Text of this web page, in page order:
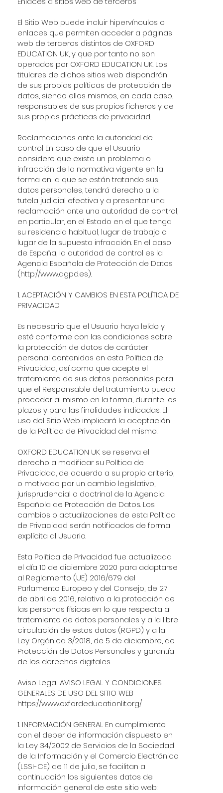
El Sitio Web puede incluir hipervínculos o
enlaces que permiten acceder a páginas
web de terceros distintos de OXFORD
EDUCATION UK, y que por tanto no son
operados por OXFORD EDUCATION UK. Los
titulares de dichos sitios web dispondrán
de sus propias políticas de protección de
datos, siendo ellos mismos, en cada caso,
responsables de sus propios ficheros y de
sus propias prácticas de privacidad.
Reclamaciones ante la autoridad de
control En caso de que el Usuario
considere que existe un problema o
infracción de la normativa vigente en la
forma en la que se están tratando sus
datos personales, tendrá derecho a la
tutela judicial efectiva y a presentar una
reclamación ante una autoridad de control,
en particular, en el Estado en el que tenga
su residencia habitual, lugar de trabajo o
lugar de la supuesta infracción. En el caso
de España, la autoridad de control es la
Agencia Española de Protección de Datos
(http://www.agpd.es).
1. ACEPTACIÓN Y CAMBIOS EN ESTA POLÍTICA DE
PRIVACIDAD
Es necesario que el Usuario haya leído y
esté conforme con las condiciones sobre
la protección de datos de carácter
personal contenidas en esta Política de
Privacidad, así como que acepte el
tratamiento de sus datos personales para
que el Responsable del tratamiento pueda
proceder al mismo en la forma, durante los
plazos y para las finalidades indicadas. El
uso del Sitio Web implicará la aceptación
de la Política de Privacidad del mismo.
OXFORD EDUCATION UK se reserva el
derecho a modificar su Política de
Privacidad, de acuerdo a su propio criterio,
o motivado por un cambio legislativo,
jurisprudencial o doctrinal de la Agencia
Española de Protección de Datos. Los
cambios o actualizaciones de esta Política
de Privacidad serán notificados de forma
explícita al Usuario.
Esta Política de Privacidad fue actualizada
el día 10 de diciembre 2020 para adaptarse
al Reglamento (UE) 2016/679 del
Parlamento Europeo y del Consejo, de 27
de abril de 2016, relativo a la protección de
las personas físicas en lo que respecta al
tratamiento de datos personales y a la libre
circulación de estos datos (RGPD) y a la
Ley Orgánica 3/2018, de 5 de diciembre, de
Protección de Datos Personales y garantía
de los derechos digitales.
Aviso Legal AVISO LEGAL Y CONDICIONES
GENERALES DE USO DEL SITIO WEB
https://www.oxfordeducationlit.org/
1. INFORMACIÓN GENERAL En cumplimiento
con el deber de información dispuesto en
la Ley 34/2002 de Servicios de la Sociedad
de la Información y el Comercio Electrónico
(LSSI-CE) de 11 de julio, se facilitan a
continuación los siguientes datos de
información general de este sitio web: